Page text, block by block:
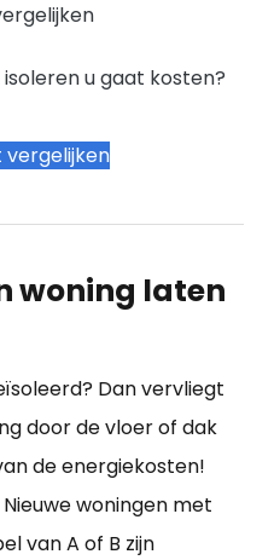
u gaat kosten?
woning laten
Dan vervliegt
door de vloer of dak
de energiekosten!
woningen met
van A of B zijn